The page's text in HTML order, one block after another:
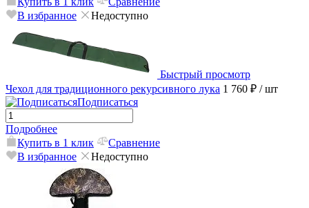
В избранное
Недоступно
Быстрый просмотр
Чехол для традиционного рекурсивного лука 1 760 ₽ / шт
Подписаться
Подробнее
Купить в 1 клик
Сравнение
В избранное
Недоступно